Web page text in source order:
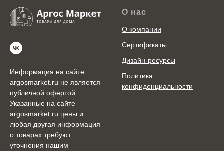
Информация на сайте
argosmarket.ru не является
публичной офертой.
Указанные на сайте
argosmarket.ru цены и
любая другая информация
о товарах требуют
уточнения нашим
О нас
О компании
Сертификаты
Дизайн-ресурсы
Политика
конфиденциальности